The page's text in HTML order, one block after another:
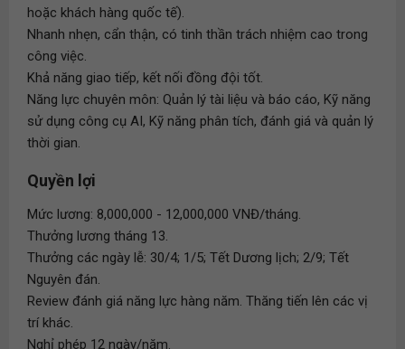
hoặc khách hàng quốc tế).
Nhanh nhẹn, cẩn thận, có tinh thần trách nhiệm cao trong
công việc.
Khả năng giao tiếp, kết nối đồng đội tốt.
Năng lực chuyên môn: Quản lý tài liệu và báo cáo, Kỹ năng
sử dụng công cụ AI, Kỹ năng phân tích, đánh giá và quản lý
thời gian.
Quyền lợi
Mức lương: 8,000,000 - 12,000,000 VNĐ/tháng.
Thưởng lương tháng 13.
Thưởng các ngày lễ: 30/4; 1/5; Tết Dương lịch; 2/9; Tết
Nguyên đán.
Review đánh giá năng lực hàng năm. Thăng tiến lên các vị
trí khác.
Nghỉ phép 12 ngày/năm.